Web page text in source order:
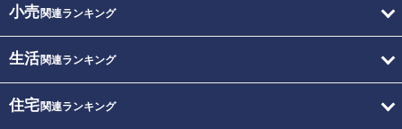
小売関連ランキング
生活関連ランキング
住宅関連ランキング